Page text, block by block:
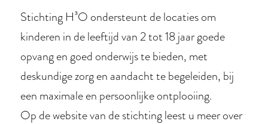
Stichting H³O ondersteunt de locaties om
kinderen in de leeftijd van 2 tot 18 jaar goede
opvang en goed onderwijs te bieden, met
deskundige zorg en aandacht te begeleiden, bij
een maximale en persoonlijke ontplooiing.
Op de website van de stichting leest u meer over